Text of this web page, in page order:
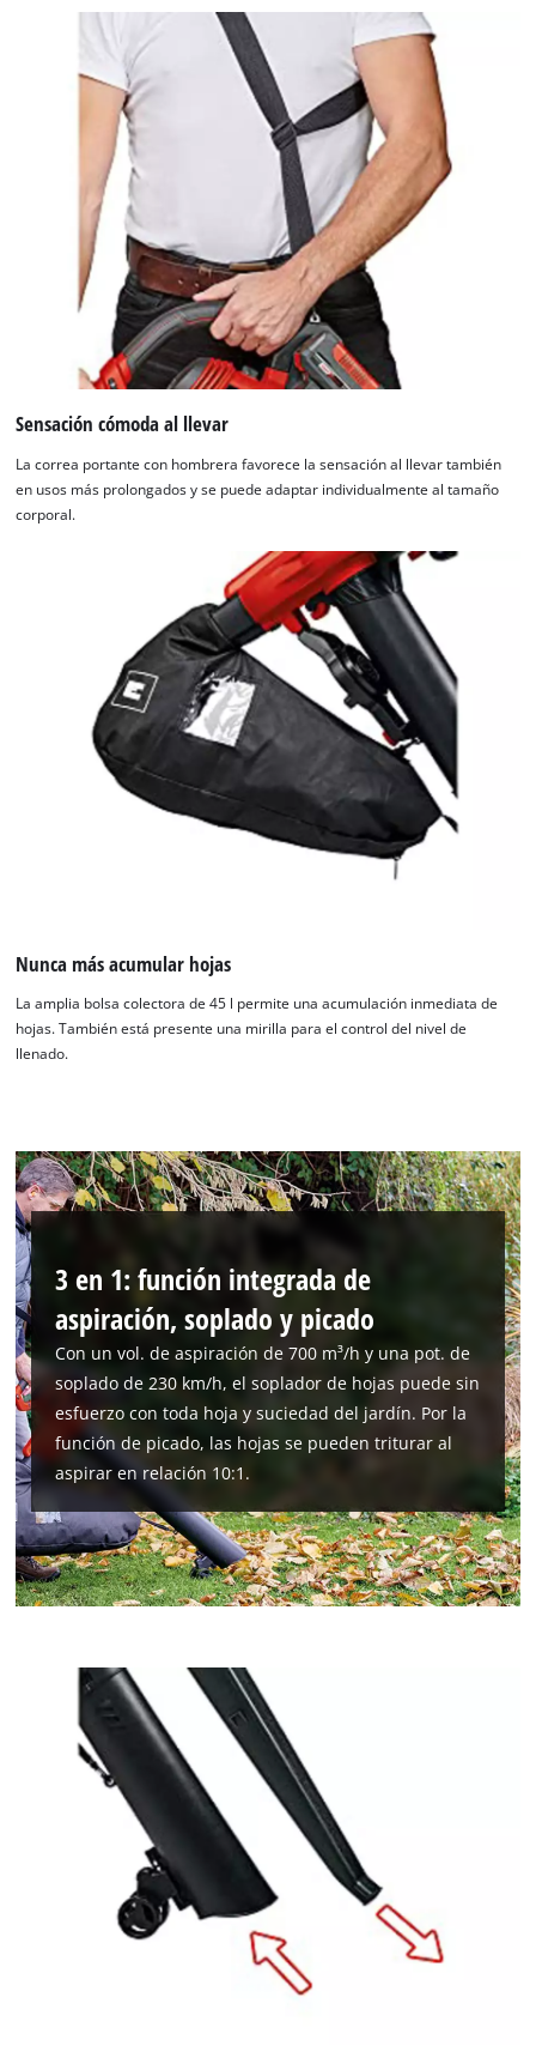
Sensación cómoda al llevar
La correa portante con hombrera favorece la sensación al llevar también
en usos más prolongados y se puede adaptar individualmente al tamaño
corporal.
Nunca más acumular hojas
La amplia bolsa colectora de 45 l permite una acumulación inmediata de
hojas. También está presente una mirilla para el control del nivel de
llenado.
3 en 1: función integrada de
aspiración, soplado y picado
Con un vol. de aspiración de 700 m³/h y una pot. de
soplado de 230 km/h, el soplador de hojas puede sin
esfuerzo con toda hoja y suciedad del jardín. Por la
función de picado, las hojas se pueden triturar al
aspirar en relación 10:1.